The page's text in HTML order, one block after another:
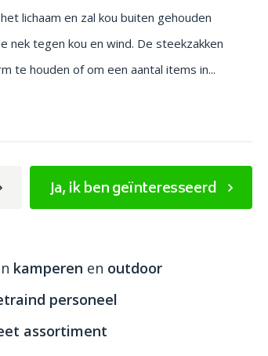
lichaam en zal kou buiten gehouden
nek tegen kou en wind. De steekzakken
te houden of om een aantal items in...
Ja, ik ben geïnteresseerd
kamperen en outdoor
personeel
assortiment